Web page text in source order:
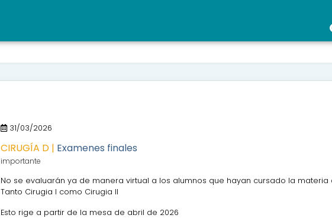
31/03/2026
CIRUGÍA D | Examenes finales
importante
No se evaluarán ya de manera virtual a los alumnos que hayan cursado la
Tanto Cirugia I como Cirugia II
Esto rige a partir de la mesa de abril de 2026